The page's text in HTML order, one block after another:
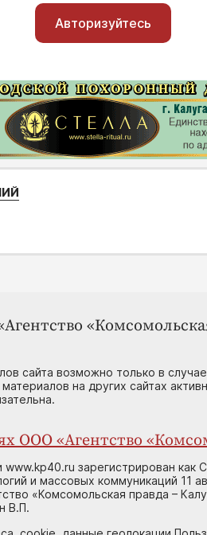
Авторизуйтесь
сайта возможно только в
на других сайтах
ООО «Агентство
www.kp40.ru зарегистрирован
и массовых коммуникаций 11
«Комсомольская правда –
В.П.